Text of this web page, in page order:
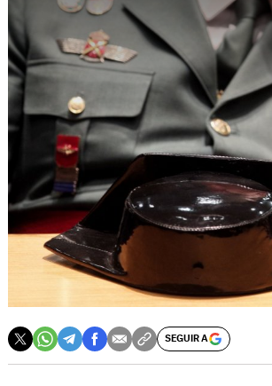
SEGUIR A